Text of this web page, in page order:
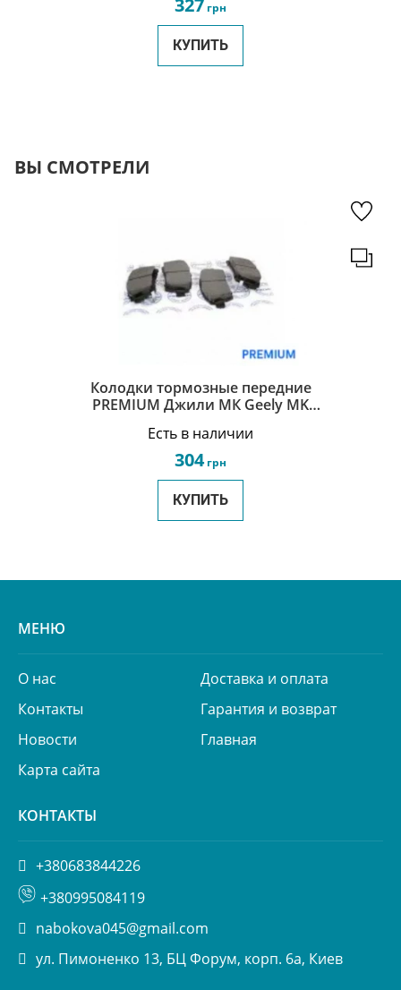
327 грн
КУПИТЬ
ВЫ СМОТРЕЛИ
Колодки тормозные передние
PREMIUM Джили МК Geely MK
Есть в наличии
304грн
КУПИТЬ
МЕНЮ
О нас
Доставка и оплата
Контакты
Гарантия и возврат
Новости
Главная
Карта сайта
КОНТАКТЫ
+380683844226
+380995084119
nabokova045@gmail.com
ул. Пимоненко 13, БЦ Форум, корп. 6а, Киев